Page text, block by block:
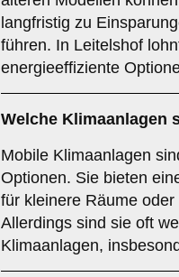
langfristig zu
führen. In Leitelshof
energieeffiziente
Welche Klimaanlagen
Mobile Klimaanlagen
Optionen. Sie bieten
für kleinere Räume
Allerdings sind sie oft
Klimaanlagen,